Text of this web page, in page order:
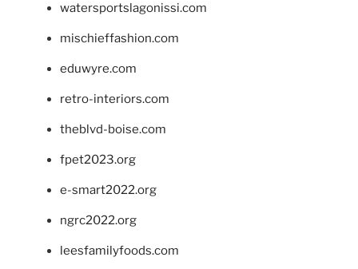
watersportslagonissi.com
mischieffashion.com
eduwyre.com
retro-interiors.com
theblvd-boise.com
fpet2023.org
e-smart2022.org
ngrc2022.org
leesfamilyfoods.com